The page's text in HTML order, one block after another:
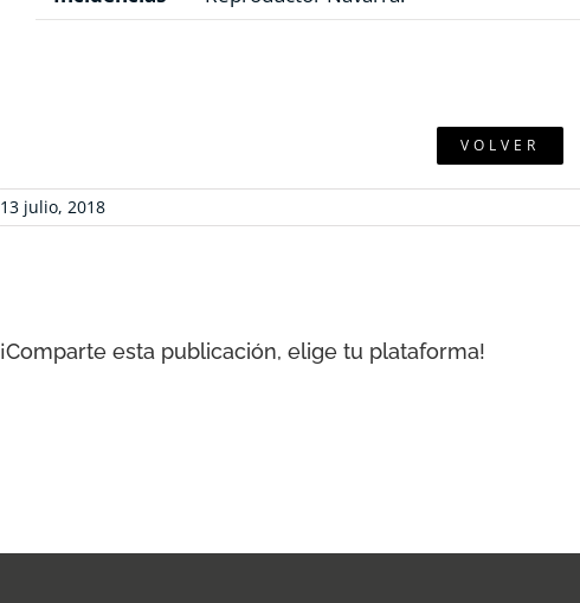
VOLVER
13 julio, 2018
¡Comparte esta publicación, elige tu plataforma!